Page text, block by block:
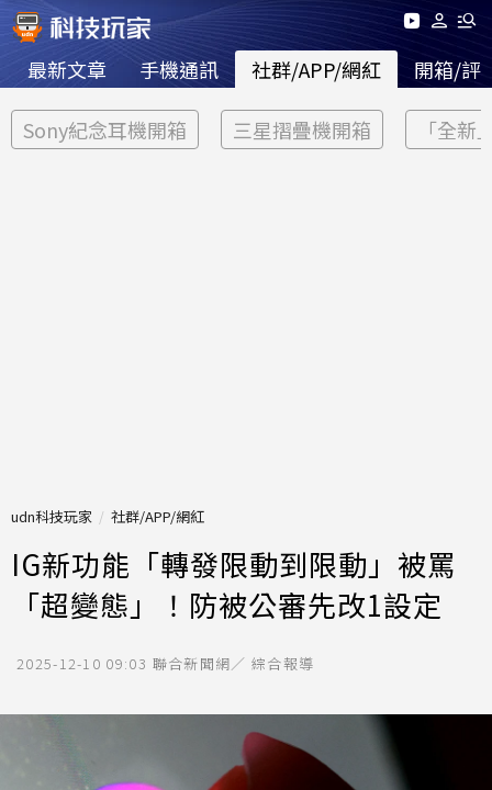
最新文章 手機通訊 社群/APP/網紅 開箱/評
Sony紀念耳機開箱 三星摺疊機開箱 「全新
udn科技玩家 社群/APP/網紅
IG新功能「轉發限動到限動」被罵
「超變態」！防被公審先改1設定
2025-12-10 09:03 聯合新聞網／ 綜合報導